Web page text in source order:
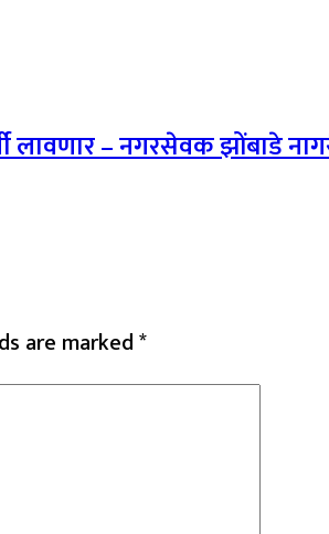
लावणार – नगरसेवक झोंबाडे
are marked*